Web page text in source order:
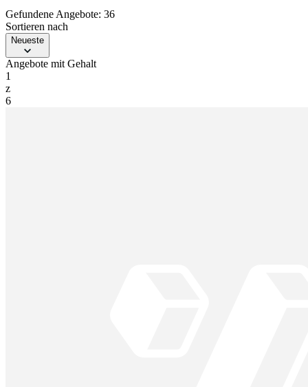
Gefundene Angebote: 36
Sortieren nach
Neueste
Angebote mit Gehalt
1
z
6